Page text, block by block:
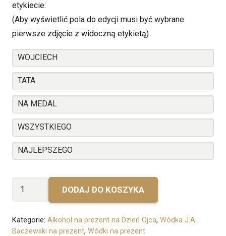
etykiecie:
(Aby wyświetlić pola do edycji musi być wybrane
pierwsze zdjęcie z widoczną etykietą)
ilość
J.A.
DODAJ DO KOSZYKA
Kategorie: Alkohol na prezent na Dzień Ojca, Wódka J.A.
Baczewski na prezent, Wódki na prezent